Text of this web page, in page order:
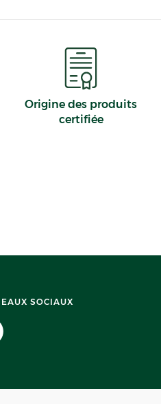
Origine des produits
certifiée
SOCIAUX